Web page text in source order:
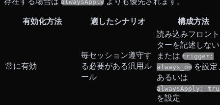
alwaysApply
有効化方法 適したシナリオ 構成方法
常に有効
毎セッション遵守す
る必要がある汎用ル
ール
読み込みフロン
ターを記述しな
または trigger:
always_on を設定
あるいは
alwaysApply:
を設定